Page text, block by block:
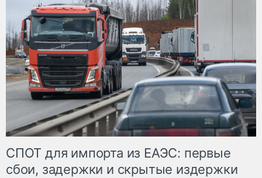
СПОТ для импорта из ЕАЭС: первые
сбои, задержки и скрытые издержки